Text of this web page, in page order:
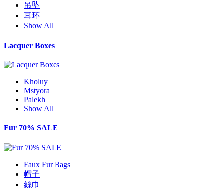
吊坠
耳环
Show All
Lacquer Boxes
Kholuy
Mstyora
Palekh
Show All
Fur 70% SALE
Faux Fur Bags
帽子
絲巾